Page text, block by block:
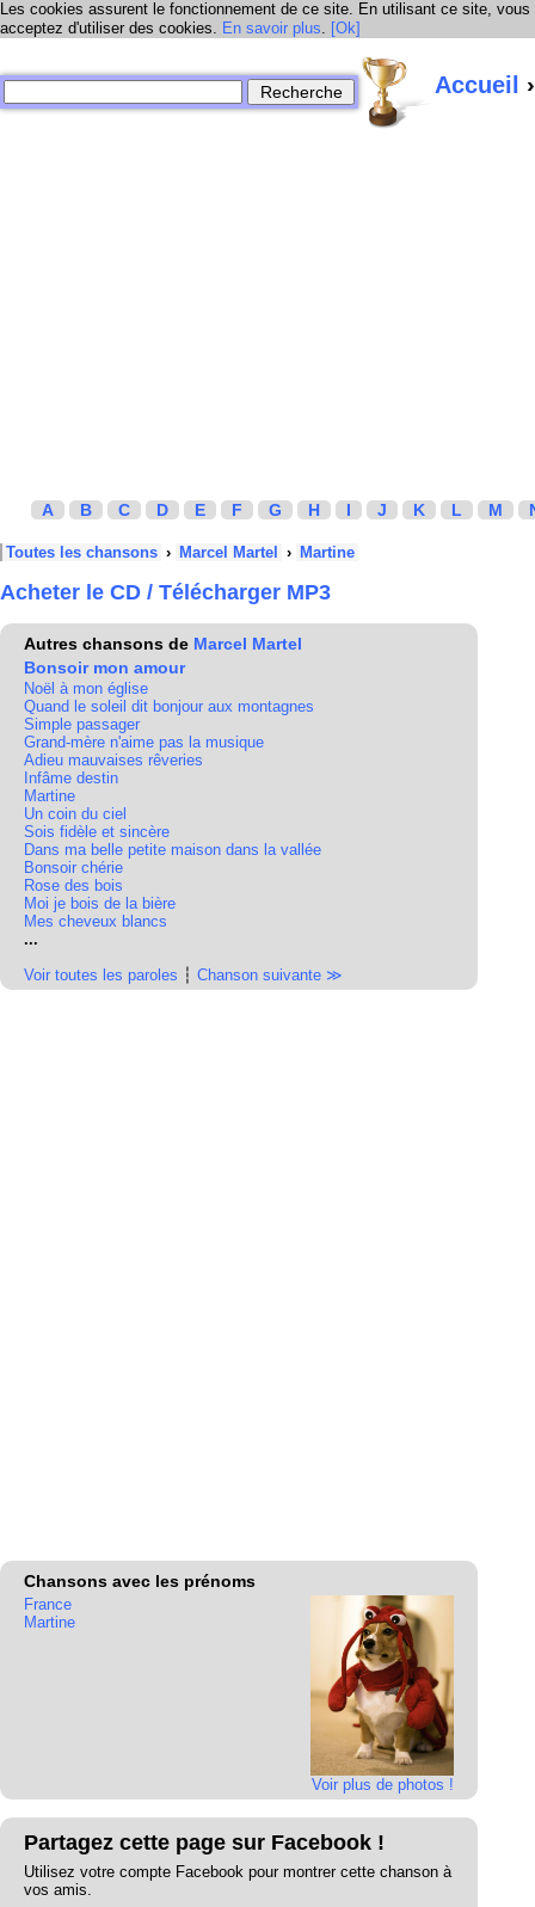
Les cookies assurent le fonctionnement de ce site. En utilisant ce site, vous
acceptez d'utiliser des cookies. En savoir plus. [Ok]
Accueil
A B C D E F G H I J K L M
Toutes les chansons › Marcel Martel › Martine
Acheter le CD / Télécharger MP3
Autres chansons de Marcel Martel
Bonsoir mon amour
Noël à mon église
Quand le soleil dit bonjour aux montagnes
Simple passager
Grand-mère n'aime pas la musique
Adieu mauvaises rêveries
Infâme destin
Martine
Un coin du ciel
Sois fidèle et sincère
Dans ma belle petite maison dans la vallée
Bonsoir chérie
Rose des bois
Moi je bois de la bière
Mes cheveux blancs
...
Voir toutes les paroles ┆ Chanson suivante ≫
Chansons avec les prénoms
Voir plus de photos !
France
Martine
Partagez cette page sur Facebook !
Utilisez votre compte Facebook pour montrer cette chanson à
vos amis.